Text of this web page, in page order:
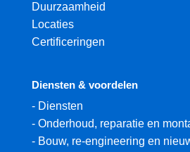
Duurzaamheid
Locaties
Certificeringen
Diensten & voordelen
- Diensten
- Onderhoud, reparatie en
- Bouw, re-engineering en